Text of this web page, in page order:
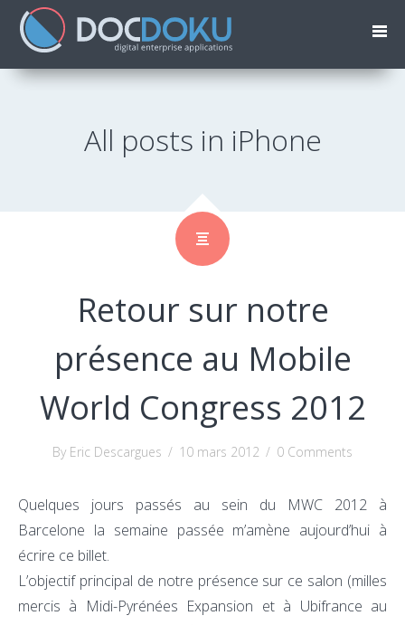
All posts in iPhone
Retour sur notre
présence au Mobile
World Congress 2012
By Eric Descargues / 10 mars 2012 / 0 Comments
Quelques jours passés au sein du MWC 2012 à
Barcelone la semaine passée m’amène aujourd’hui à
écrire ce billet.
L’objectif principal de notre présence sur ce salon (milles
mercis à Midi-Pyrénées Expansion et à Ubifrance au